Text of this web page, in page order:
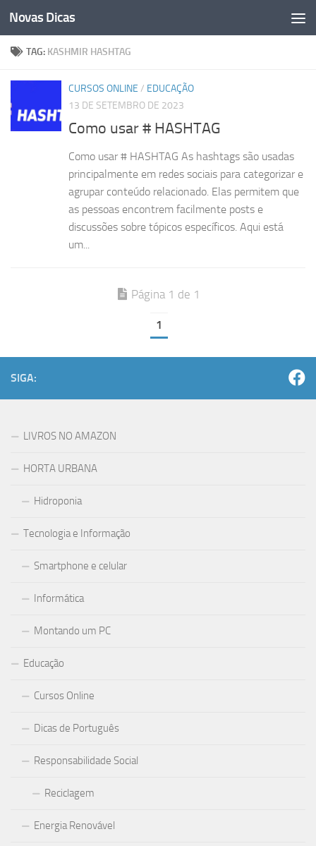
Skip to content
Novas Dicas
TAG: KASHMIR HASHTAG
CURSOS ONLINE / EDUCAÇÃO
13 DE SETEMBRO DE 2023
Como usar # HASHTAG
Como usar # HASHTAG As hashtags são usadas
principalmente em redes sociais para categorizar e
agrupar conteúdo relacionado. Elas permitem que
as pessoas encontrem facilmente posts e
discussões sobre tópicos específicos. Aqui está
um...
Página 1 de 1
1
SIGA:
LIVROS NO AMAZON
HORTA URBANA
Hidroponia
Tecnologia e Informação
Smartphone e celular
Informática
Montando um PC
Educação
Cursos Online
Dicas de Português
Responsabilidade Social
Reciclagem
Energia Renovável